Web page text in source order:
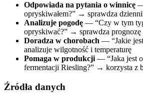
Odpowiada na pytania o winnicę
opryskiwałem?” → sprawdza
Analizuje pogodę — “Czy w tym
opryskiwać?” → sprawdza prognozę
Doradza w chorobach — “Jakie
analizuje wilgotność i temperaturę
Pomaga w produkcji — “Jaka jest
fermentacji Riesling?” → korzysta z
Źródła danych